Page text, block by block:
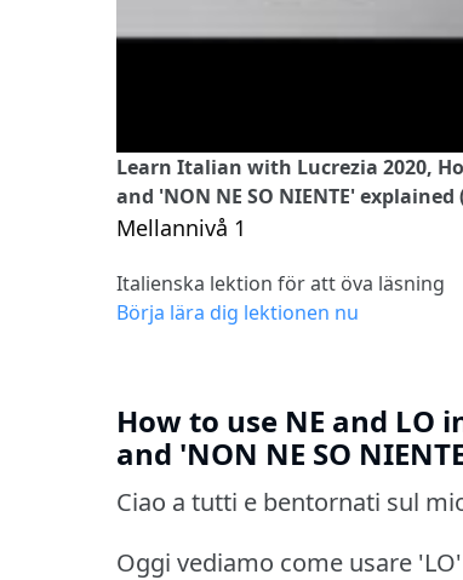
Learn Italian with Lucrezia 2020,
and 'NON NE SO NIENTE' explained
Mellannivå 1
Italienska lektion för att öva läsning
Börja lära dig lektionen nu
How to use NE and LO
and 'NON NE SO
Ciao a tutti e bentornati sul
Oggi vediamo come usare